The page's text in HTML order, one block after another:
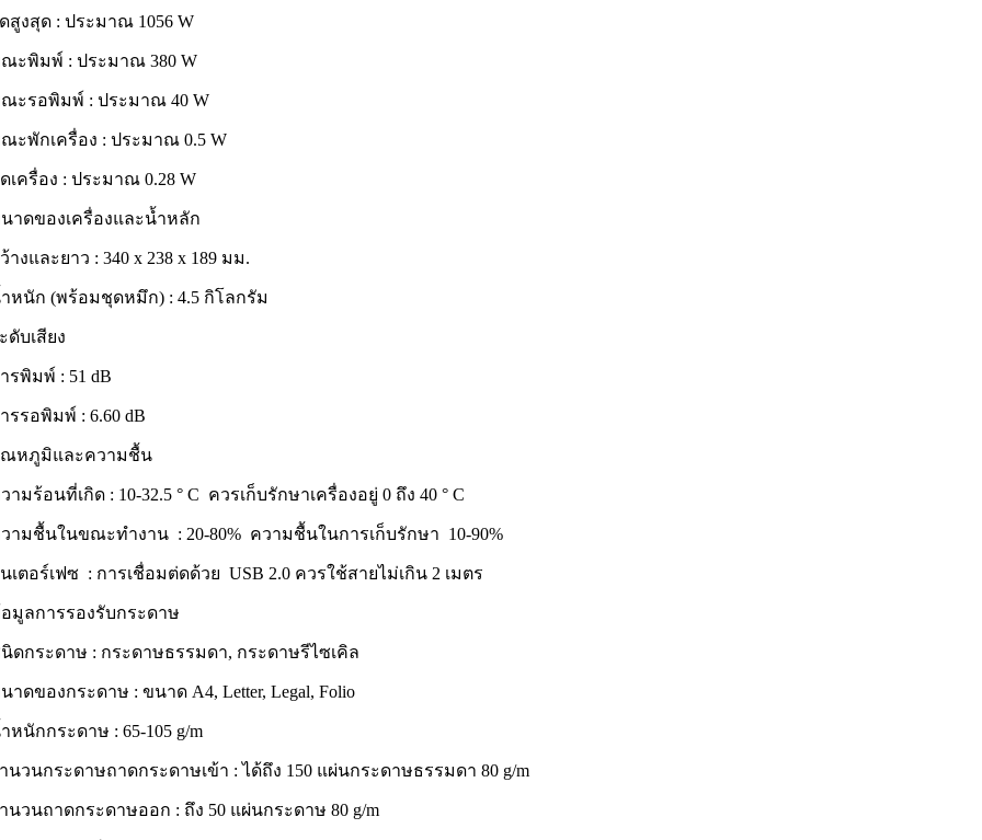
สูงสุด : ประมาณ 1056 W
ะพิมพ์ : ประมาณ 380 W
ะรอพิมพ์ : ประมาณ 40 W
ะพักเครื่อง : ประมาณ 0.5 W
เครื่อง : ประมาณ 0.28 W
าดของเครื่องและน้ำหลัก
างและยาว : 340 x 238 x 189 มม.
หนัก (พร้อมชุดหมึก) : 4.5 กิโลกรัม
ดับเสียง
รพิมพ์ : 51 dB
รรอพิมพ์ : 6.60 dB
หภูมิและความชื้น
ามร้อนที่เกิด : 10-32.5 ° C ควรเก็บรักษาเครื่องอยู่ 0 ถึง 40 ° C
ามชื้นในขณะทำงาน : 20-80% ความชื้นในการเก็บรักษา 10-90%
เตอร์เฟซ : การเชื่อมต่ดด้วย USB 2.0 ควรใช้สายไม่เกิน 2 เมตร
มูลการรองรับกระดาษ
ดกระดาษ : กระดาษธรรมดา, กระดาษรีไซเคิล
าดของกระดาษ : ขนาด A4, Letter, Legal, Folio
หนักกระดาษ : 65-105 g/m
นวนกระดาษถาดกระดาษเข้า : ได้ถึง 150 แผ่นกระดาษธรรมดา 80 g/m
นวนถาดกระดาษออก : ถึง 50 แผ่นกระดาษ 80 g/m